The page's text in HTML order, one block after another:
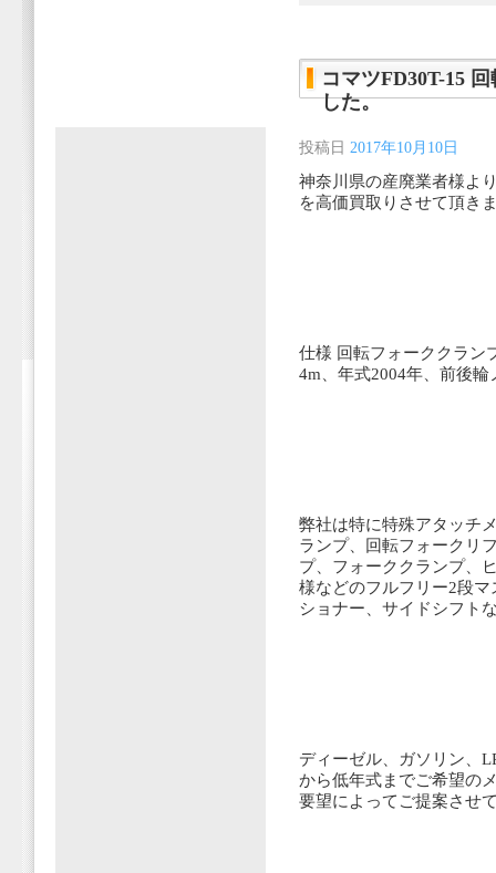
コマツFD30T-15
した。
投稿日 2017年10月10日
神奈川県の産廃業者様よ
を高価買取りさせて頂き
仕様 回転フォーククラン
4m、年式2004年、前後
弊社は特に特殊アタッチ
ランプ、回転フォークリ
プ、フォーククランプ、
様などのフルフリー2段
ショナー、サイドシフト
ディーゼル、ガソリン、
から低年式までご希望の
要望によってご提案させ